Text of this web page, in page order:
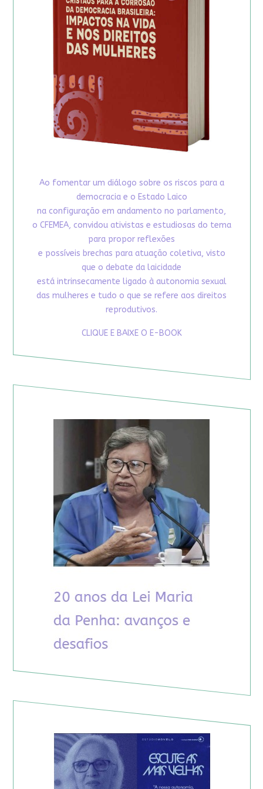
Ao fomentar um diálogo sobre os riscos para a
democracia e o Estado Laico
na configuração em andamento no parlamento,
o CFEMEA, convidou ativistas e estudiosas do tema
para propor reflexões
e possíveis brechas para atuação coletiva, visto
que o debate da laicidade
está intrinsecamente ligado à autonomia sexual
das mulheres e tudo o que se refere aos direitos
reprodutivos.
CLIQUE E BAIXE O E-BOOK